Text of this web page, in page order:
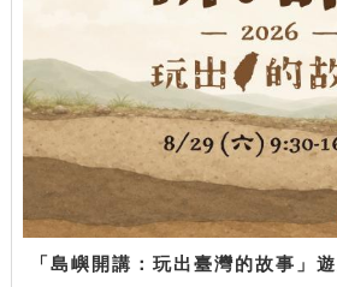
「島嶼開講：玩出臺灣的故事」遊